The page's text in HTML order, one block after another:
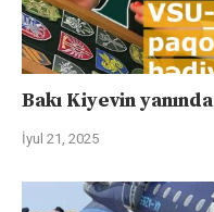
Bakı Kiyevin yanında
İyul 21, 2025